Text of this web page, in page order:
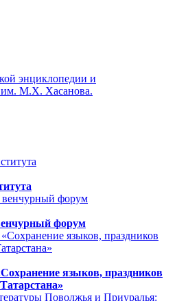
энциклопедии и
им. М.Х. Хасанова.
форум
языков, праздников